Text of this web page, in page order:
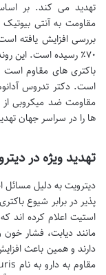
بررسی افزایش یافته
۷۰٪ رسیده است. این
باکتری های مقاوم است
مقاومت ضد میکروبی
ها را در سراسر جهان
تهدید ویژه در
دیترویت به دلیل
پذیر در برابر شیوع
استیت اعلام کرده اند
مانند دیابت، فشار خون
دارند و همین باعث